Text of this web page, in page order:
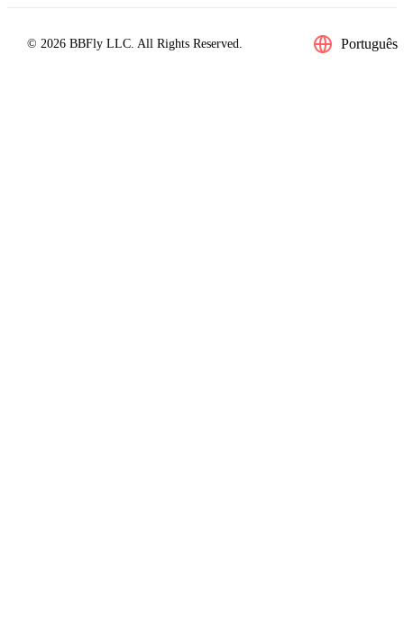
© 2026 BBFly LLC. All Rights Reserved. Português